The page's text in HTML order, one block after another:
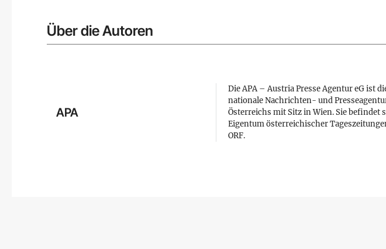
Über die Autoren
APA
Die APA – Austria Presse Agentur eG ist
nationale Nachrichten- und
Österreichs mit Sitz in Wien. Sie befindet
Eigentum österreichischer
ORF.